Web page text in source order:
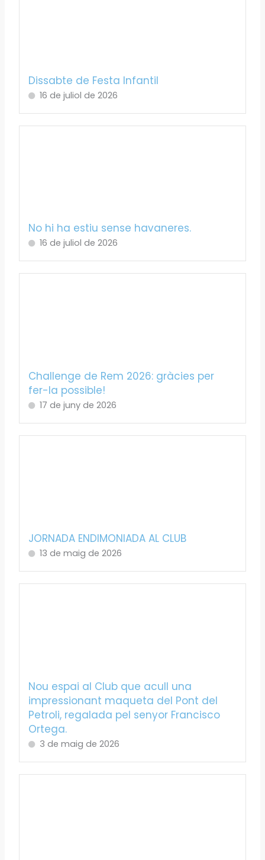
Dissabte de Festa Infantil
16 de juliol de 2026
No hi ha estiu sense havaneres.
16 de juliol de 2026
Challenge de Rem 2026: gràcies per
fer-la possible!
17 de juny de 2026
JORNADA ENDIMONIADA AL CLUB
13 de maig de 2026
Nou espai al Club que acull una
impressionant maqueta del Pont del
Petroli, regalada pel senyor Francisco
Ortega.
3 de maig de 2026